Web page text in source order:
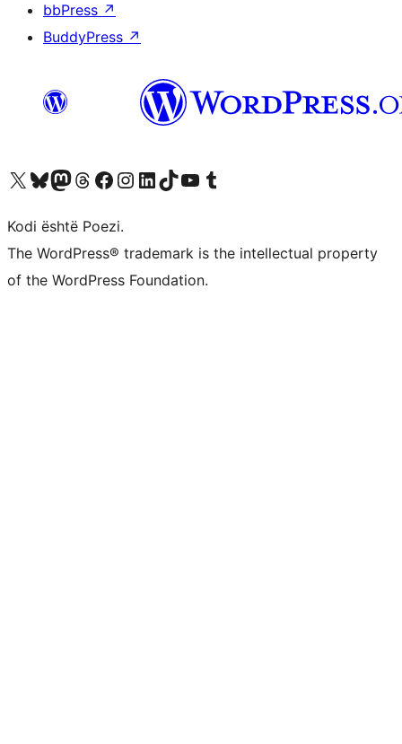
bbPress ↗
BuddyPress ↗
Vizitoni llogarinë tonë X (ish Twitter)
Vizitoni llogarinë tonë Bluesky
Vizitoni llogarinë tonë Mastodon
Vizitoni llogarinë tonë Threads
Vizitoni faqen tonë në Facebook
Vizitoni llogarinë tonë Instagram
Vizitoni llogarinë tonë LinkedIn
Vizitoni llogarinë tonë TikTok
Vizitoni kanalin tonë YouTube
Vizitoni llogarinë tonë Tumblr
Kodi është Poezi.
The WordPress® trademark is the intellectual property
of the WordPress Foundation.